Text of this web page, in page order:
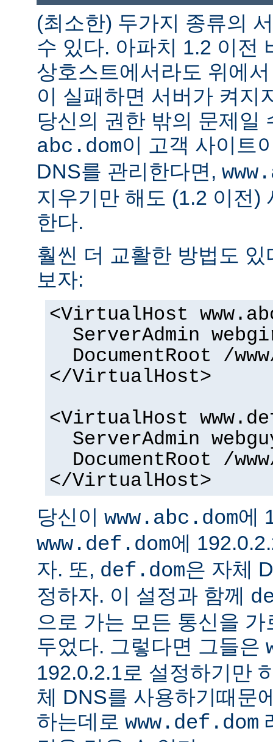
(최소한) 두가지 종류의
수 있다. 아파치 1.2 이전
상호스트에서라도 위에
이 실패하면 서버가 켜지
당신의 권한 밖의 문제일
abc.dom이 고객 사이트
DNS를 관리한다면,
지우기만 해도 (1.2 이전)
한다.
훨씬 더 교활한 방법도
보자:
<VirtualHost
ServerAdmin
DocumentRoot /
</VirtualHost>
<VirtualHost
ServerAdmin
DocumentRoot /
</VirtualHost>
당신이 www.abc.dom에
www.def.dom에
자. 또, def.dom은 자체
정하자. 이 설정과 함께
으로 가는 모든 통신을
두었다. 그렇다면 그들은
192.0.2.1로 설정하기만
체 DNS를 사용하기때문
하는데로 www.def.dom